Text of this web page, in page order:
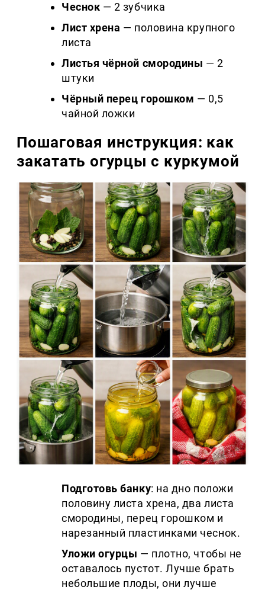
Чеснок — 2 зубчика
Лист хрена — половина крупного
листа
Листья чёрной смородины — 2
штуки
Чёрный перец горошком — 0,5
чайной ложки
Пошаговая инструкция: как
закатать огурцы с куркумой
Подготовь банку: на дно положи
половину листа хрена, два листа
смородины, перец горошком и
нарезанный пластинками чеснок.
Уложи огурцы — плотно, чтобы не
оставалось пустот. Лучше брать
небольшие плоды, они лучше